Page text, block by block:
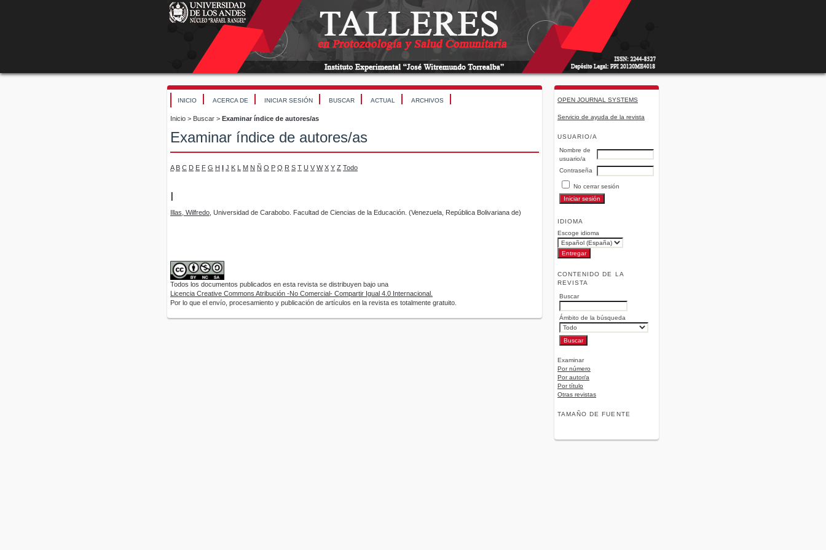
OPEN JOURNAL SYSTEMS
Servicio de ayuda de la revista
USUARIO/A
Nombre de
usuario/a
Contraseña
No cerrar sesión
IDIOMA
Escoge idioma
CONTENIDO DE LA
REVISTA
Buscar
Ámbito de la búsqueda
Examinar
Por número
Por autor/a
Por título
Otras revistas
TAMAÑO DE FUENTE
INICIO ACERCA DE INICIAR SESIÓN BUSCAR ACTUAL ARCHIVOS
Inicio > Buscar > Examinar índice de autores/as
Examinar índice de autores/as
A B C D E F G H I J K L M N Ñ O P Q R S T U V W X Y Z Todo
I
Illas, Wilfredo , Universidad de Carabobo. Facultad de Ciencias de la Educación. (Venezuela, República Bolivariana de)
Todos los documentos publicados en esta revista se distribuyen bajo una
Licencia Creative Commons Atribución -No Comercial- Compartir Igual 4.0 Internacional.
Por lo que el envío, procesamiento y publicación de artículos en la revista es totalmente gratuito.